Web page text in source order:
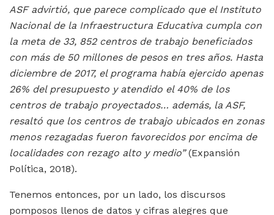
ASF advirtió, que parece complicado que el Instituto
Nacional de la Infraestructura Educativa cumpla con
la meta de 33, 852 centros de trabajo beneficiados
con más de 50 millones de pesos en tres años. Hasta
diciembre de 2017, el programa había ejercido apenas
26% del presupuesto y atendido el 40% de los
centros de trabajo proyectados… además, la ASF,
resaltó que los centros de trabajo ubicados en zonas
menos rezagadas fueron favorecidos por encima de
localidades con rezago alto y medio”(Expansión
Política, 2018).
Tenemos entonces, por un lado, los discursos
pomposos llenos de datos y cifras alegres que